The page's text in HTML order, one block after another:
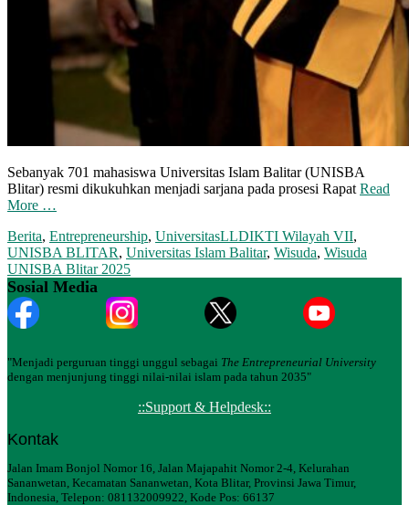
Sebanyak 701 mahasiswa Universitas Islam Balitar (UNISBA
Blitar) resmi dikukuhkan menjadi sarjana pada prosesi Rapat Read
More …
Berita, Entrepreneurship, UniversitasLLDIKTI Wilayah VII,
UNISBA BLITAR, Universitas Islam Balitar, Wisuda, Wisuda
UNISBA Blitar 2025
Sosial Media
"Menjadi perguruan tinggi unggul sebagai The Entrepreneurial University
dengan menjunjung tinggi nilai-nilai islam pada tahun 2035"
::Support & Helpdesk::
Kontak
Jalan Imam Bonjol Nomor 16, Jalan Majapahit Nomor 2-4, Kelurahan
Sananwetan, Kecamatan Sananwetan, Kota Blitar, Provinsi Jawa Timur,
Indonesia, Telepon: 081132009922, Kode Pos: 66137